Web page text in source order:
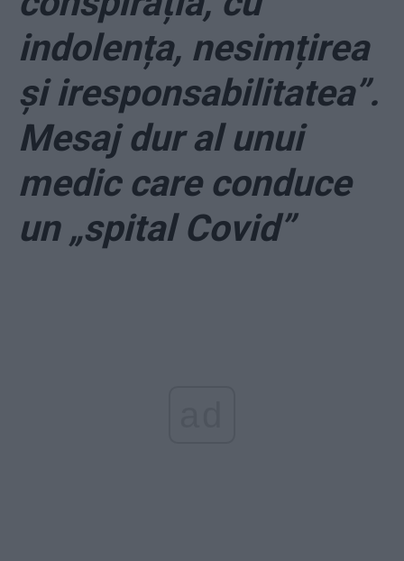
indolența, nesimțirea
și iresponsabilitatea”.
Mesaj dur al unui
medic care conduce
un „spital Covid”